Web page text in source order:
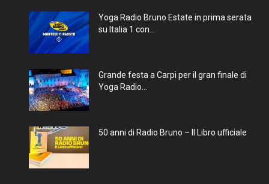
Yoga Radio Bruno Estate in prima serata
su Italia 1 con...
Grande festa a Carpi per il gran finale di
Yoga Radio...
50 anni di Radio Bruno – Il Libro ufficiale